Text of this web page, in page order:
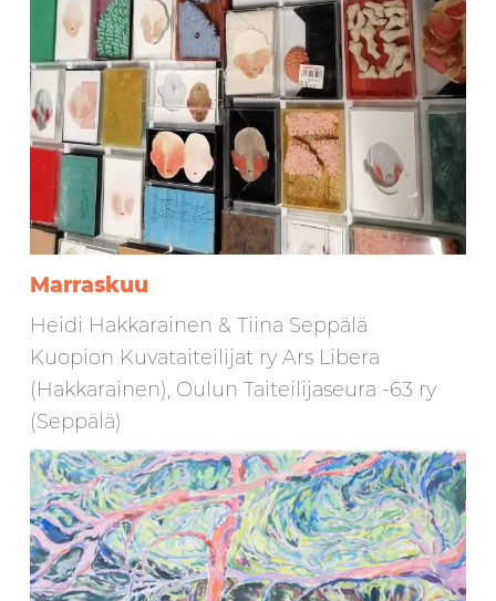
Marraskuu
Heidi Hakkarainen & Tiina Seppälä
Kuopion Kuvataiteilijat ry Ars Libera
(Hakkarainen), Oulun Taiteilijaseura -63 ry
(Seppälä)